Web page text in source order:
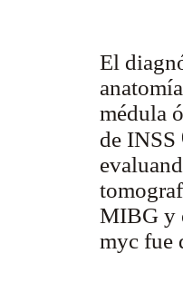
El
médula
de INSS
MIBG y
myc fue